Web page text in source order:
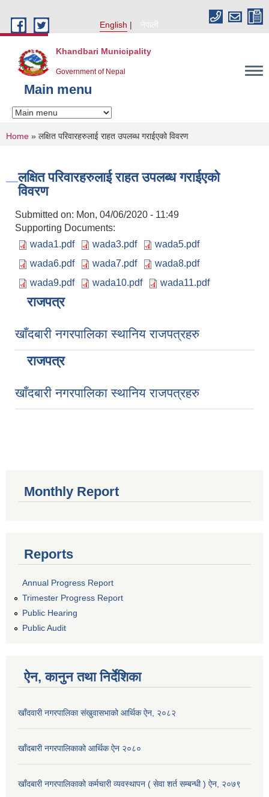
English
नेपाली
Khandbari Municipality
Government of Nepal
Main menu
You are here
Home » लक्षित परिवारहरुलाई राहत उपलब्ध गराईएको विवरण
लक्षित परिवारहरुलाई राहत उपलब्ध गराईएको
विवरण
Submitted on: Mon, 04/06/2020 - 11:49
Supporting Documents:
wada1.pdf
wada3.pdf
wada5.pdf
wada6.pdf
wada7.pdf
wada8.pdf
wada9.pdf
wada10.pdf wada11.pdf
राजपत्र
खाँदबारी नगरपालिका स्थानिय राजपत्रहरु
राजपत्र
खाँदबारी नगरपालिका स्थानिय राजपत्रहरु
Monthly Report
Reports
Annual Progress Report
Trimester Progress Report
Public Hearing
Public Audit
ऐन, कानुन तथा निर्देशिका
खाँदवारी नगरपालिका संखुवासभाको आर्थिक ऐन, २०८२
खाँदबारी नगरपालिकाको आर्थिक ऐन २०८०
खाँदबारी नगरपालिकाको कर्मचारी व्यवस्थापन ( सेवा शर्त सम्बन्धी ) ऐन, २०७९